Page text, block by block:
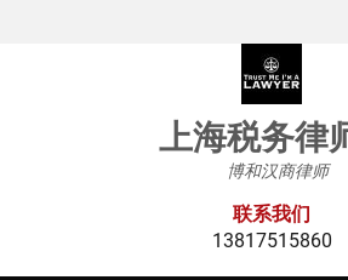
上海税务律
博和汉商律师
联系我们
13817515860